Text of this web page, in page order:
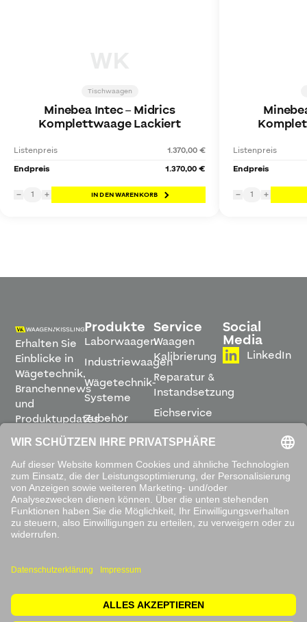
Tischwaagen
Minebea Intec–Midrics
Komplettwaage Lackiert
Listenpreis
1.370,00 €
Endpreis
1.370,00 €
− 1 + IN DEN WARENKORB
Listenpreis
Endpreis
− 1 +
Erhalten Sie
Einblicke in
Wägetechnik,
Branchennews
und
Produktupdates
direkt in
Ihren
Posteingang.
ABONNIEREN
Sie unsere
Datenschutzbestimmungen
Produkte
Laborwaagen
Industriewaagen
Wägetechnik-
Systeme
Zubehör
Software
Service
Waagen
Kalibrierung
Reparatur &
Instandsetzung
Eichservice
Montage &
Inbetriebnahme
Leihwaagen
&
Mietservice
Social
Media
LinkedIn